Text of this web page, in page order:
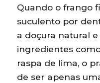
Quando o frango
suculento por
a doçura natural
ingredientes
raspa de lima, o
de ser apenas